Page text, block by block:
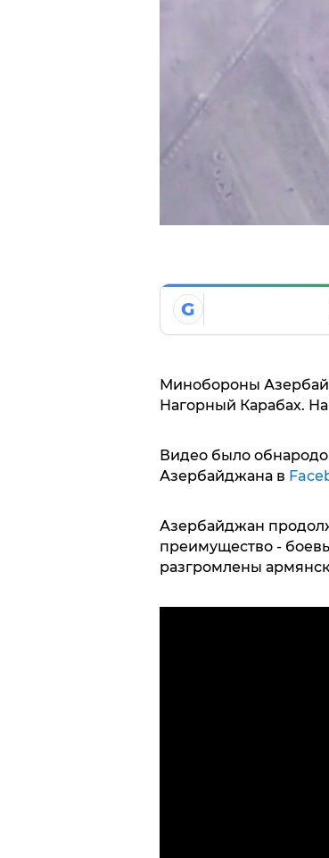
G
Минобороны
Нагорный Карабах.
Видео было
Азербайджана в
Азербайджан
преимущество -
разгромлены